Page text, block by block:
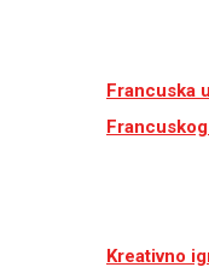
Francuska
Kreativno